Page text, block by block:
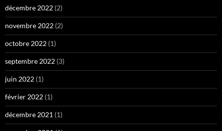
décembre 2022 (2)
novembre 2022 (2)
octobre 2022 (1)
septembre 2022 (3)
juin 2022 (1)
février 2022 (1)
décembre 2021 (1)